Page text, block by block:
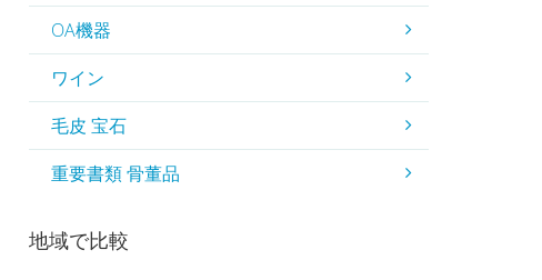
OA機器
ワイン
毛皮 宝石
重要書類 骨董品
地域で比較